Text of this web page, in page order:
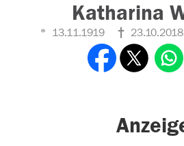
Katharina
13.11.1919 23.10.2018